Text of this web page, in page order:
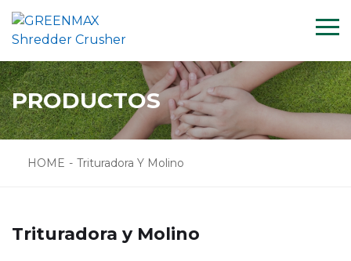
HOME
SOLUCIÓN
PROYECTO
APOYO
PRODUCTOS
HOME - Trituradora Y Molino
Trituradora y Molino